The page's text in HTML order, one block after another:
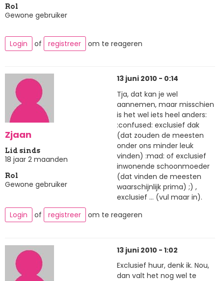
Rol
Gewone gebruiker
Login of registreer om te reageren
Zjaan
Lid sinds
18 jaar 2 maanden
Rol
Gewone gebruiker
13 juni 2010 - 0:14
Tja, dat kan je wel
aannemen, maar misschien
is het wel iets heel anders:
:confused: exclusief dak
(dat zouden de meesten
onder ons minder leuk
vinden) :mad: of exclusief
inwonende schoonmoeder
(dat vinden de meesten
waarschijnlijk prima) ;) ,
exclusief ... (vul maar in).
Login
of registreer om te reageren
13 juni 2010 - 1:02
Exclusief huur, denk ik. Nou,
dan valt het nog wel te